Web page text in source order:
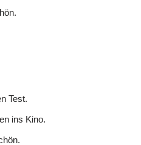
Test.
ins Kino.